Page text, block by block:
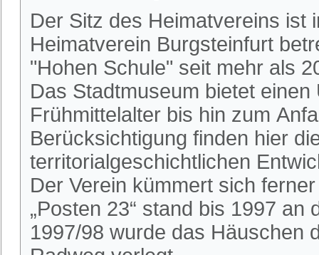
Der Sitz des Heimatvereins ist
Heimatverein Burgsteinfurt
"Hohen Schule" seit mehr als
Das Stadtmuseum bietet
Frühmittelalter bis hin zum
Berücksichtigung finden hier
territorialgeschichtlichen
Der Verein kümmert sich
„Posten 23“ stand bis 1997
1997/98 wurde das Häuschen